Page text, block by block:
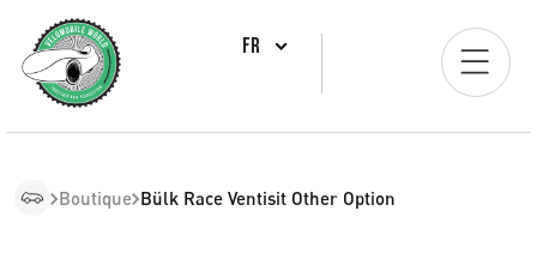
FR
Boutique Bülk Race Ventisit Other Option